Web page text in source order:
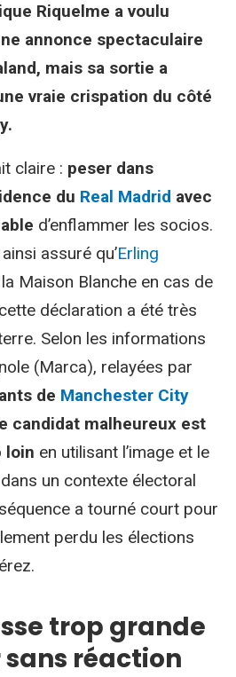
Riquelme a voulu
annonce spectaculaire
mais sa sortie a
vraie crispation du côté
claire : peser dans
du Real Madrid avec
d’enflammer les socios.
assuré qu’Erling
Maison Blanche en cas de
déclaration a été très
Selon les informations
(Marca), relayées par
de Manchester City
candidat malheureux est
loin en utilisant l’image et le
un contexte électoral
a tourné court pour
perdu les élections
trop grande
réaction